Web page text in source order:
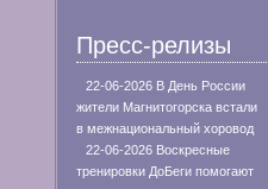
Пресс-релизы
22-06-2026 В День России
жители Магнитогорска встали
в межнациональный хоровод
22-06-2026 Воскресные
тренировки ДоБеги помогают